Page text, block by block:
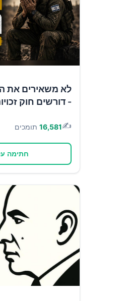
לא משאירים את
- דורשים חוק
✍️
16,581 תומכים
חתימה